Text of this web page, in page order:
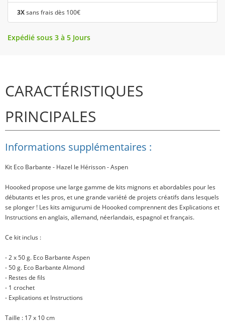
3Xsans frais dès 100€
Expédié sous 3 à 5 Jours
CARACTÉRISTIQUES
PRINCIPALES
Informations supplémentaires :
Kit Eco Barbante - Hazel le Hérisson - Aspen
Hoooked propose une large gamme de kits mignons et abordables pour les
débutants et les pros, et une grande variété de projets créatifs dans lesquels
se plonger ! Les kits amigurumi de Hoooked comprennent des Explications et
Instructions en anglais, allemand, néerlandais, espagnol et français.
Ce kit inclus :
- 2 x 50 g. Eco Barbante Aspen
- 50 g. Eco Barbante Almond
- Restes de fils
- 1 crochet
- Explications et Instructions
Taille : 17 x 10 cm